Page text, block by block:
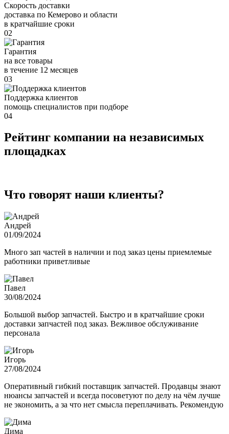
Скорость доставки
доставка по Кемерово и области
в кратчайшие сроки
02
Гарантия
на все товары
в течение 12 месяцев
03
Поддержка клиентов
помощь специалистов при подборе
04
Рейтинг компании на независимых
площадках
Что говорят наши клиенты?
Андрей
01/09/2024
Много зап частей в наличии и под заказ цены приемлемые
работники приветливые
Павел
30/08/2024
Большой выбор запчастей. Быстро и в кратчайшие сроки
доставки запчастей под заказ. Вежливое обслуживание
персонала
Игорь
27/08/2024
Оперативный гибкий поставщик запчастей. Продавцы знают
нюансы запчастей и всегда посоветуют по делу на чём лучше
не экономить, а за что нет смысла переплачивать. Рекомендую
Дима